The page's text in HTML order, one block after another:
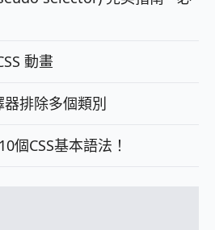
動畫
排除多個類別
個CSS基本語法！